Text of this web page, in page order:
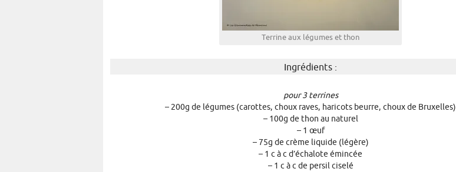
Terrine aux légumes et thon
Ingrédients :
pour 3 terrines
– 200g de légumes (carottes, choux raves, haricots beurre, choux de Bruxelles)
– 100g de thon au naturel
– 1 œuf
– 75g de crème liquide (légère)
– 1 c à c d’échalote émincée
– 1 c à c de persil ciselé